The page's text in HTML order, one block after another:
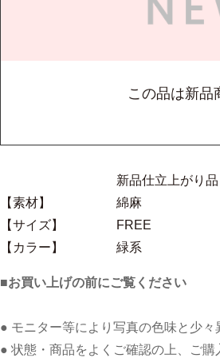
この品は新品
新品仕立上がり品
【素材】
綿麻
【サイズ】
FREE
【カラー】
緑系
■お買い上げの前にご覧ください
● モニター等により写真の色味と少
● 状態・商品をよくご確認の上、ご